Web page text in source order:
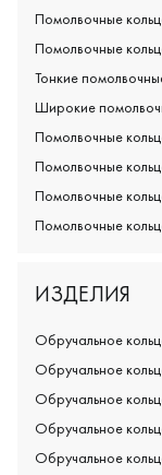
Помолвочные
Помолвочные
Тонкие
Широкие
Помолвочные
Помолвочные
Помолвочные
Помолвочные
ИЗДЕЛИЯ
Обручальное
Обручальное
Обручальное
Обручальное
Обручальное